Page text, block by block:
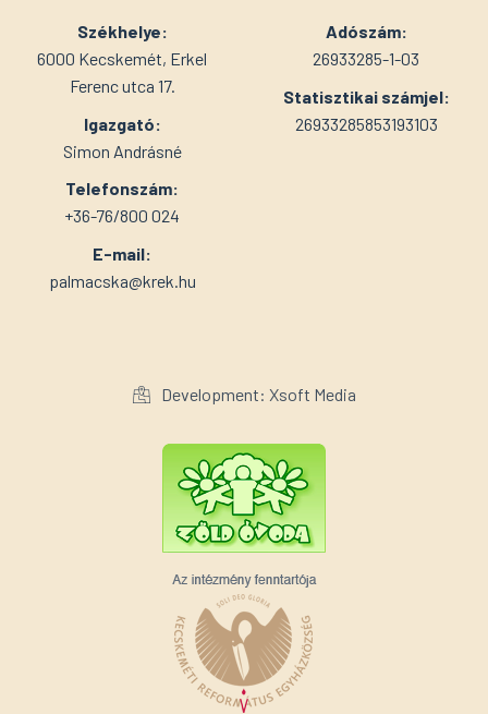
Székhelye:
6000 Kecskemét, Erkel
Ferenc utca 17.
Igazgató:
Simon Andrásné
Telefonszám:
+36-76/800 024
E-mail:
palmacska@krek.hu
Adószám:
26933285-1-03
Statisztikai számjel:
26933285853193103
Development: Xsoft Media